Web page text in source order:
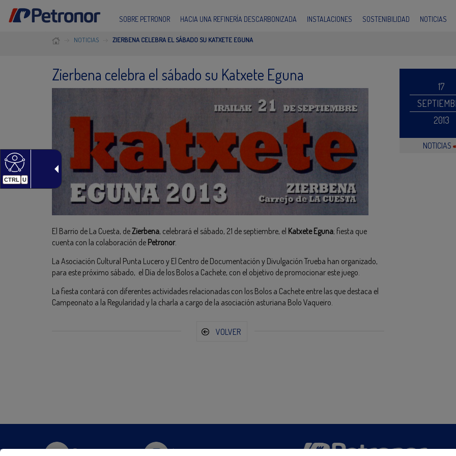
CTRL U
SOBRE PETRONOR HACIA UNA REFINERÍA DESCARBONIZADA INSTALACIONES SOSTENIBILIDAD NOTICIAS
NOTICIAS ZIERBENA CELEBRA EL SÁBADO SU KATXETE EGUNA
Zierbena celebra el sábado su Katxete Eguna
El Barrio de La Cuesta, deZierbena, celebrará el sábado, 21 de septiembre, el Katxete Eguna; fiesta que
cuenta con la colaboración de Petronor.
La Asociación Cultural Punta Lucero y El Centro de Documentación y Divulgación Trueba han organizado,
para este próximo sábado, el Día de los Bolos a Cachete, con el objetivo de promocionar este juego.
La fiesta contará con diferentes actividades relacionadas con los Bolos a Cachete entre las que destaca el
Campeonato a la Regularidad y la charla a cargo de la asociación asturiana Bolo Vaqueiro.
VOLVER
17
2013
NOTICIAS
Twitter Instagram